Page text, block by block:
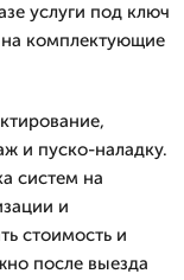
услуги под ключ
на комплектующие
и пуско-наладку.
систем на
и
стоимость и
после выезда